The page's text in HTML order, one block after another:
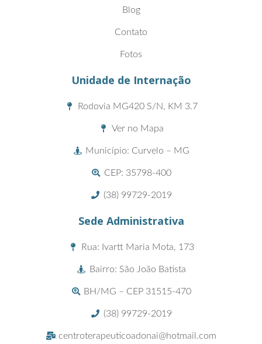
Blog
Contato
Fotos
Unidade de Internação
Rodovia MG420 S/N, KM 3.7
Ver no Mapa
Município: Curvelo – MG
CEP: 35798-400
(38) 99729-2019
Sede Administrativa
Rua: Ivartt Maria Mota, 173
Bairro: São João Batista
BH/MG – CEP 31515-470
(38) 99729-2019
centroterapeuticoadonai@hotmail.com